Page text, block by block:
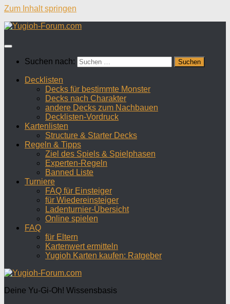
Zum Inhalt springen
Suchen nach:
Decklisten
Decks für bestimmte Monster
Decks nach Charakter
andere Decks zum Nachbauen
Decklisten-Vordruck
Kartenlisten
Structure & Starter Decks
Regeln & Tipps
Ziel des Spiels & Spielphasen
Experten-Regeln
Banned Liste
Turniere
FAQ für Einsteiger
für Wiedereinsteiger
Ladenturnier-Übersicht
Online spielen
FAQ
für Eltern
Kartenwert ermitteln
Yugioh Karten kaufen: Ratgeber
Deine Yu-Gi-Oh! Wissensbasis